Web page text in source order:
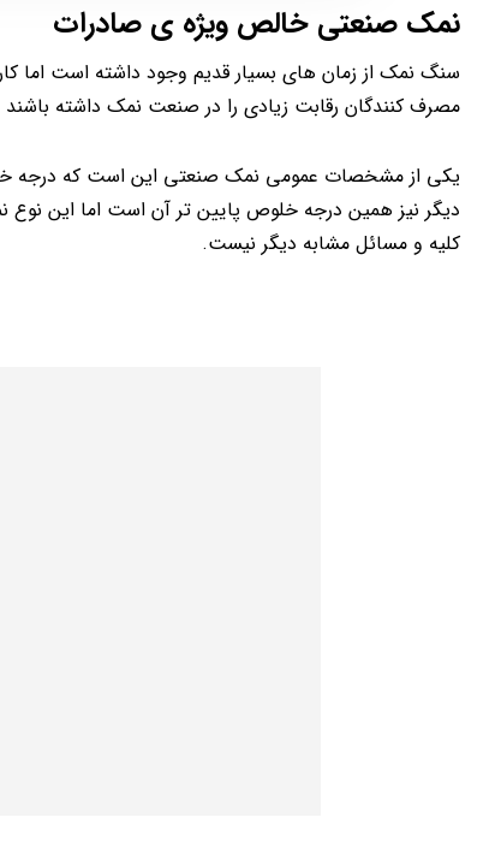
نمک صنعتی خالص ویژه ی صادرات
سنگ نمک از زمان های بسیار قدیم وجود داشته است اما
مصرف کنندگان رقابت زیادی را در صنعت نمک داشته باشند
یکی از مشخصات عمومی نمک صنعتی این است که درجه
دیگر نیز همین درجه خلوص پایین تر آن است اما این
کلیه و مسائل مشابه دیگر نیست.